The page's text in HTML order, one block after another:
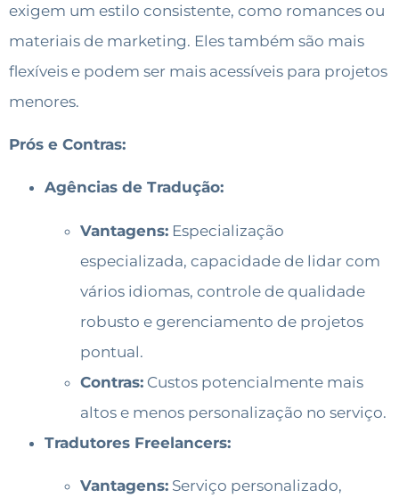
exigem um estilo consistente, como romances ou
materiais de marketing. Eles também são mais
flexíveis e podem ser mais acessíveis para projetos
menores.
Prós e Contras:
Agências de Tradução:
Vantagens: Especialização
especializada, capacidade de lidar com
vários idiomas, controle de qualidade
robusto e gerenciamento de projetos
pontual.
Contras: Custos potencialmente mais
altos e menos personalização no serviço.
Tradutores Freelancers:
Vantagens: Serviço personalizado,